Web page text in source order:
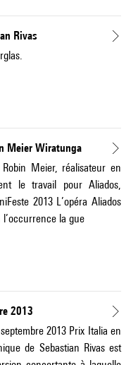
Rivas
Meier Wiratunga
Meier, réalisateur en
le travail pour Aliados,
2013 L’opéra Aliados
l’occurrence la gue
2013
2013 Prix Italia en
de Sebastian Rivas est